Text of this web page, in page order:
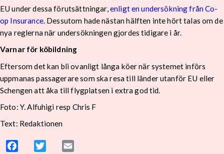
EU under dessa förutsättningar,enligt en undersökning från Co-
op Insurance. Dessutom hade nästan hälften inte hört talas om de
nya reglerna när undersökningen gjordes tidigare i år.
Varnar för köbildning
Eftersom det kan bli ovanligt långa köer när systemet införs
uppmanas passagerare som ska resa till länder utanför EU eller
Schengen att åka till flygplatsen i extra god tid.
Foto: Y. Alfuhigi resp Chris F
Text: Redaktionen
Facebook Twitter